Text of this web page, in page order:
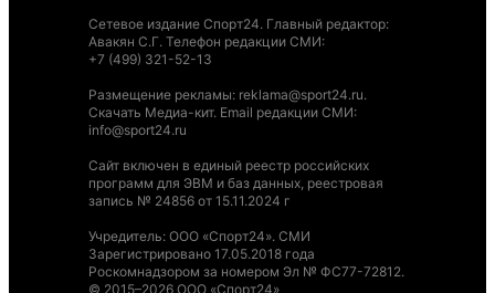
Сетевое издание Спорт24. Главный редактор:
Авакян С.Г. Телефон редакции СМИ:
+7 (499) 321-52-13
Размещение рекламы: reklama@sport24.ru.
Скачать Медиа-кит. Email редакции СМИ:
info@sport24.ru
Сайт включен в единый реестр российских
программ для ЭВМ и баз данных, реестровая
запись № 24856 от 15.11.2024 г
Учредитель: ООО «Спорт24». СМИ
Зарегистрировано 17.05.2018 года
Роскомнадзором за номером Эл № ФС77-72812.
© 2015–2026 ООО «Спорт24»